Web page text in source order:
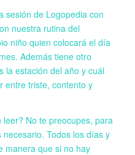
sesión de Logopedia con
nuestra rutina del
niño quien colocará el día
Además tiene otro
la estación del año y cuál
entre triste, contento y
No te preocupes, para
Todos los días y
manera que si no hay